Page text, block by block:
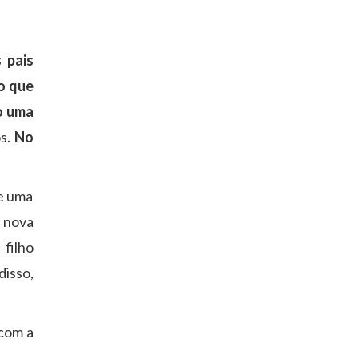
pais
que
uma
No
uma
filho
a